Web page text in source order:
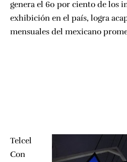
genera el 60 por ciento de los
exhibición en el país, logra
mensuales del mexicano
Telcel
Con